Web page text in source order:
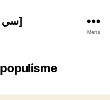
[سي نجيب]
Menu
populisme